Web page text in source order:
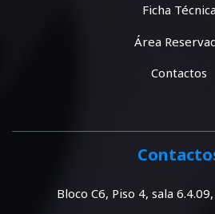
Ficha Técnica
Área
Contactos
Bloco C6, Piso 4, sala